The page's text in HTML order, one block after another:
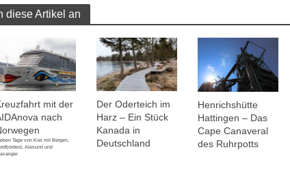
diese Artikel an
mit der
nach
Tage von Kiel mit Bergen,
Alesund und
Der Oderteich im
Harz – Ein Stück
Kanada in
Deutschland
Henrichshütte
Hattingen – Das
Cape Canaveral
des Ruhrpotts